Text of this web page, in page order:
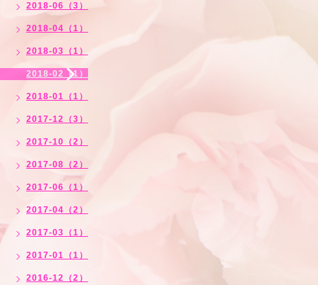
2018-06（3）
2018-04（1）
2018-03（1）
2018-02（1）
2018-01（1）
2017-12（3）
2017-10（2）
2017-08（2）
2017-06（1）
2017-04（2）
2017-03（1）
2017-01（1）
2016-12（2）